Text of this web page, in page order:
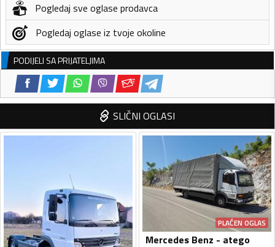
Pogledaj sve oglase prodavca
Pogledaj oglase iz tvoje okoline
PODIJELI SA PRIJATELJIMA
SLIČNI OGLASI
PLAĆEN OGLAS
Mercedes Benz - atego